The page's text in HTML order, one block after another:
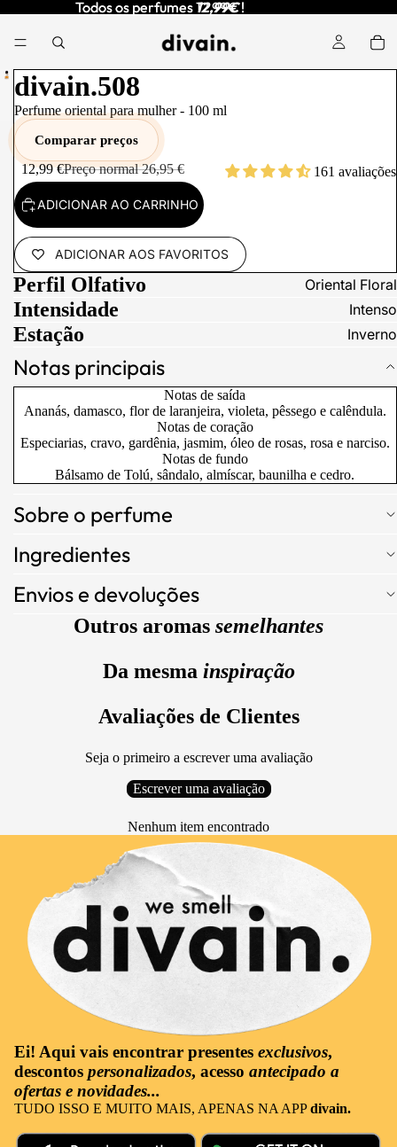
Todos os perfumes12,99€!
Todos os perfumes 12,99€ !
divain.508
Perfume oriental para mulher - 100 ml
Comparar preços
12,99 €Preço normal26,95 € 161 avaliações
ADICIONAR AO CARRINHO
ADICIONAR AOS FAVORITOS
Perfil Olfativo Oriental Floral
Intensidade Intenso
Estação Inverno
Notas principais
Notas de saída
Ananás, damasco, flor de laranjeira, violeta, pêssego e calêndula.
Notas de coração
Especiarias, cravo, gardênia, jasmim, óleo de rosas, rosa e narciso.
Notas de fundo
Bálsamo de Tolú, sândalo, almíscar, baunilha e cedro.
Sobre o perfume
Ingredientes
Envios e devoluções
Outros aromas semelhantes
Da mesma inspiração
Avaliações de Clientes
Seja o primeiro a escrever uma avaliação
Escrever uma avaliação
Nenhum item encontrado
Ei! Aqui vais encontrar presentes exclusivos,
descontos personalizados, acesso antecipado a
ofertas e novidades...
TUDO ISSO E MUITO MAIS, APENAS NA APPdivain.